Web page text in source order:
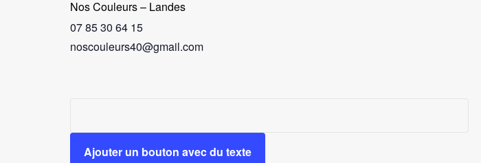
Nos Couleurs – Landes
07 85 30 64 15
noscouleurs40@gmail.com
Ajouter un bouton avec du texte